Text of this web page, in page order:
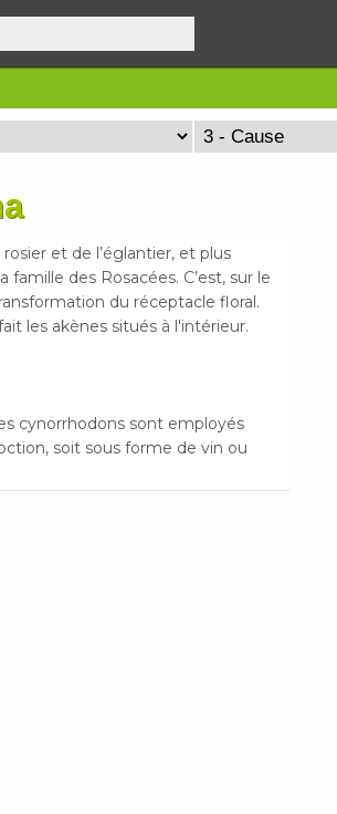
et de l’églantier, et plus
des Rosacées. C’est, sur le
du réceptacle floral.
les akènes situés à l'intérieur.
cynorrhodons sont employés
soit sous forme de vin ou